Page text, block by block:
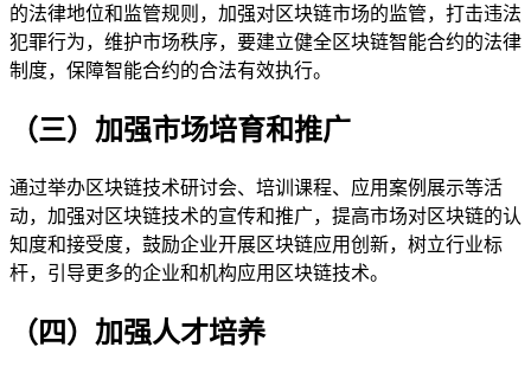
的法律地位和监管规则，加强对区块链市场的监管，打击违法
犯罪行为，维护市场秩序，要建立健全区块链智能合约的法律
制度，保障智能合约的合法有效执行。
（三）加强市场培育和推广
通过举办区块链技术研讨会、培训课程、应用案例展示等活
动，加强对区块链技术的宣传和推广，提高市场对区块链的认
知度和接受度，鼓励企业开展区块链应用创新，树立行业标
杆，引导更多的企业和机构应用区块链技术。
（四）加强人才培养